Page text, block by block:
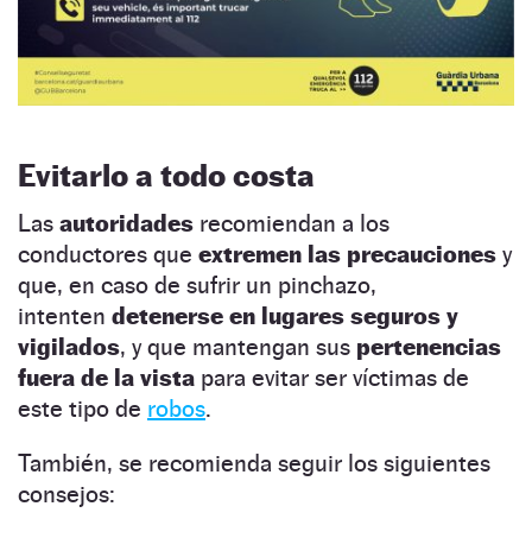
Evitarlo a todo costa
Las autoridades recomiendan a los
conductores que extremen las precauciones y
que, en caso de sufrir un pinchazo,
intenten detenerse en lugares seguros y
vigilados, y que mantengan sus pertenencias
fuera de la vista para evitar ser víctimas de
este tipo de robos.
También, se recomienda seguir los siguientes
consejos: